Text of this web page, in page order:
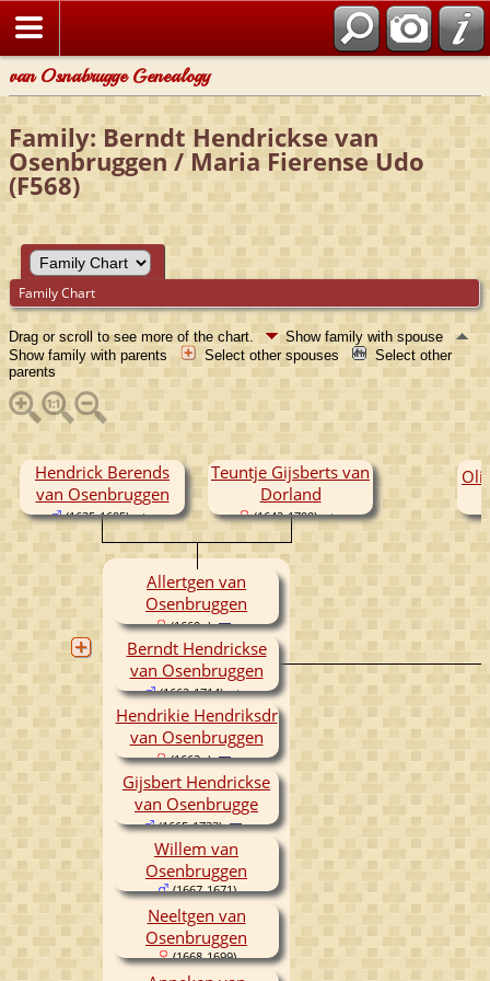
van Osnabrugge Genealogy
Family: Berndt Hendrickse van
Osenbruggen / Maria Fierense Udo
(F568)
Family Chart
Drag or scroll to see more of the chart.
Show family with spouse
Show family with parents
Select other spouses
Select other
parents
Hendrick Berends
van Osenbruggen
(1635-1695)
Teuntje Gijsberts van
Dorland
(1642-1700)
Allertgen van
Osenbruggen
(1660- )
Hendrikie Hendriksdr
van Osenbruggen
(1663- )
Gijsbert Hendrickse
van Osenbrugge
(1665-1733)
Willem van
Osenbruggen
(1667-1671)
Neeltgen van
Osenbruggen
(1668-1699)
Berndt Hendrickse
van Osenbruggen
(1662-1714)